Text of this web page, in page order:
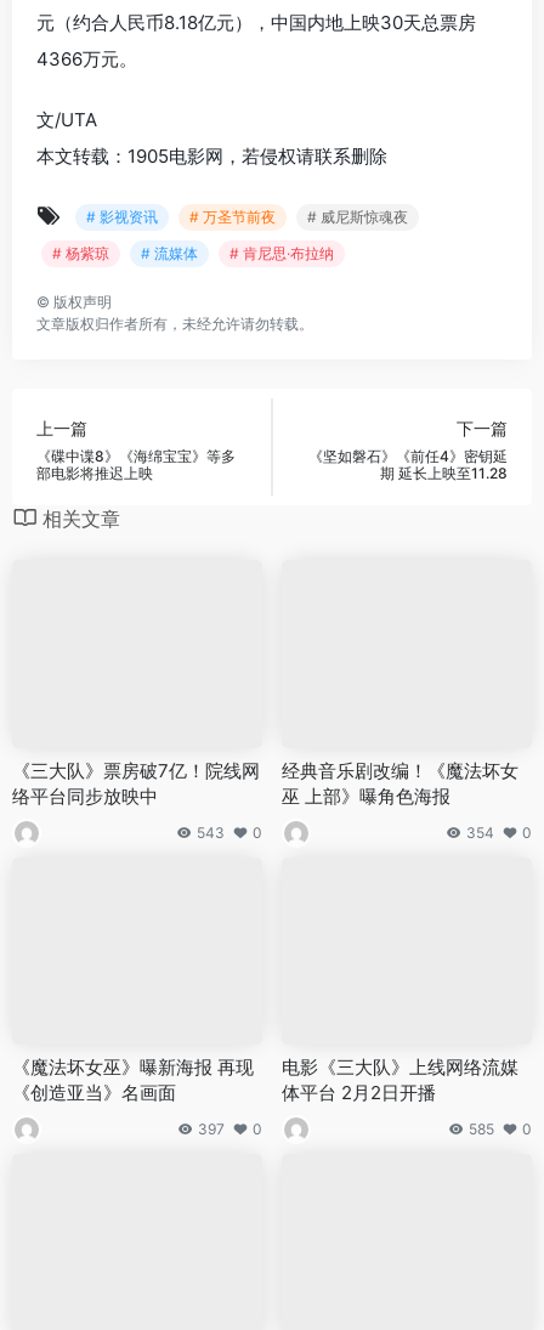
元（约合人民币8.18亿元），中国内地上映30天总票房
4366万元。
文/UTA
本文转载：1905电影网，若侵权请联系删除
# 影视资讯 # 万圣节前夜
# 威尼斯惊魂夜
# 杨紫琼
# 流媒体 # 肯尼思·布拉纳
© 版权声明
文章版权归作者所有，未经允许请勿转载。
上一篇
《碟中谍8》《海绵宝宝》等多
部电影将推迟上映
下一篇
《坚如磐石》《前任4》密钥延
期 延长上映至11.28
相关文章
《三大队》票房破7亿！院线网
络平台同步放映中
543 0
经典音乐剧改编！《魔法坏女
巫 上部》曝角色海报
354 0
《魔法坏女巫》曝新海报 再现
《创造亚当》名画面
397 0
电影《三大队》上线网络流媒
体平台 2月2日开播
585 0